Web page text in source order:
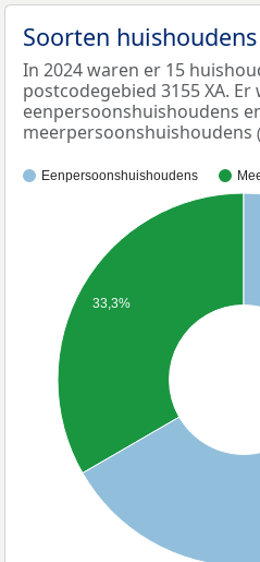
Soorten huishoudens
In 2024 waren er 15
postcodegebied 3155 XA. Er
eenpersoonshuishoudens
meerpersoonshuishoudens
Eenpersoonshuishoudens
33,3%